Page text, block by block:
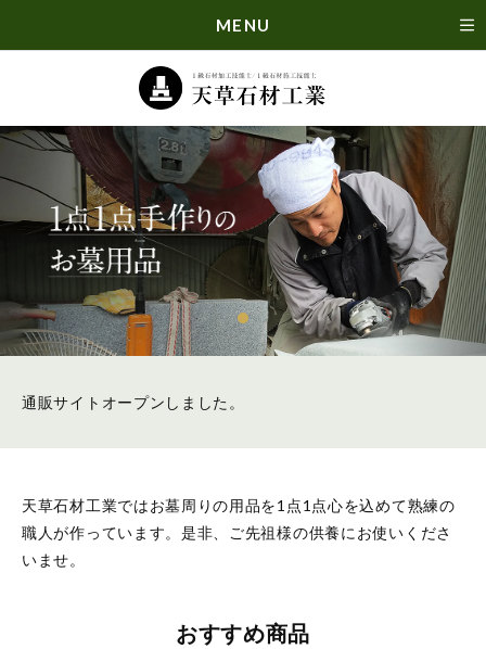
MENU
通販サイトオープンしました。
天草石材工業ではお墓周りの用品を1点1点心を込めて熟練の
職人が作っています。是非、ご先祖様の供養にお使いくださ
いませ。
おすすめ商品